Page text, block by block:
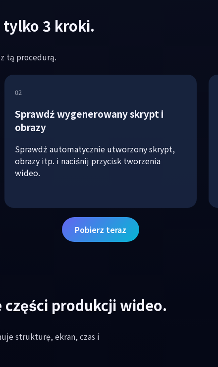
tylko 3 kroki.
tą procedurą.
02
Sprawdź wygenerowany skrypt i
obrazy
Sprawdź automatycznie utworzony skrypt,
obrazy itp. i naciśnij przycisk tworzenia
wideo.
Pobierz teraz
części produkcji wideo.
strukturę, ekran, czas i